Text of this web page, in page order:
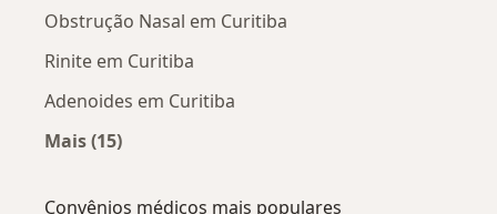
Obstrução Nasal em Curitiba
Rinite em Curitiba
Adenoides em Curitiba
Mais (15)
Convênios médicos mais populares